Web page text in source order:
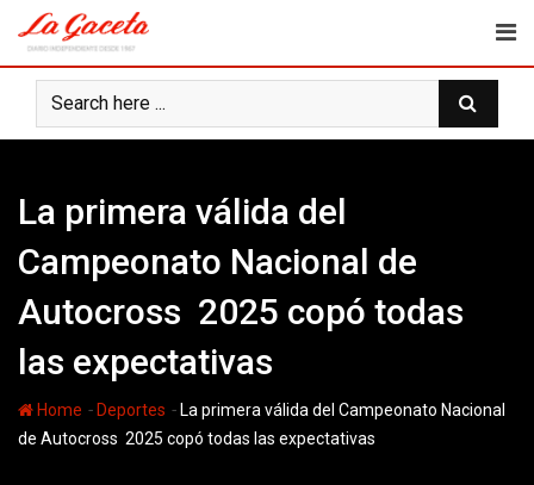
content
La primera válida del
Campeonato Nacional de
Autocross 2025 copó todas
las expectativas
Home - Deportes - La primera válida del Campeonato Nacional
de Autocross 2025 copó todas las expectativas